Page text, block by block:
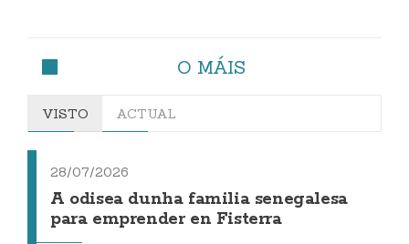
O MÁIS
VISTO ACTUAL
28/07/2026
A odisea dunha familia senegalesa
para emprender en Fisterra